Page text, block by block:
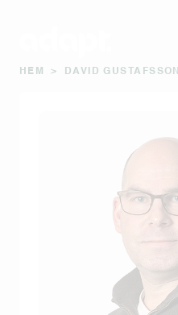
HEM > DAVID GUSTAFSSON